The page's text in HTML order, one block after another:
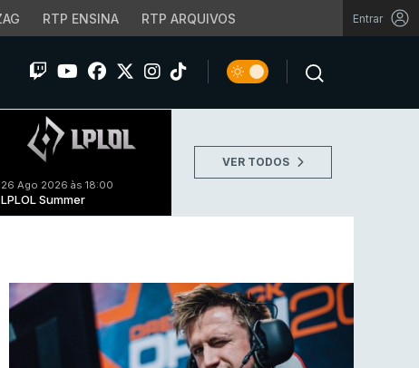
RTP ENSINA RTP ARQUIVOS Entrar
26 Ago 2026 às 18:00
LPLOL Summer
VER TODOS